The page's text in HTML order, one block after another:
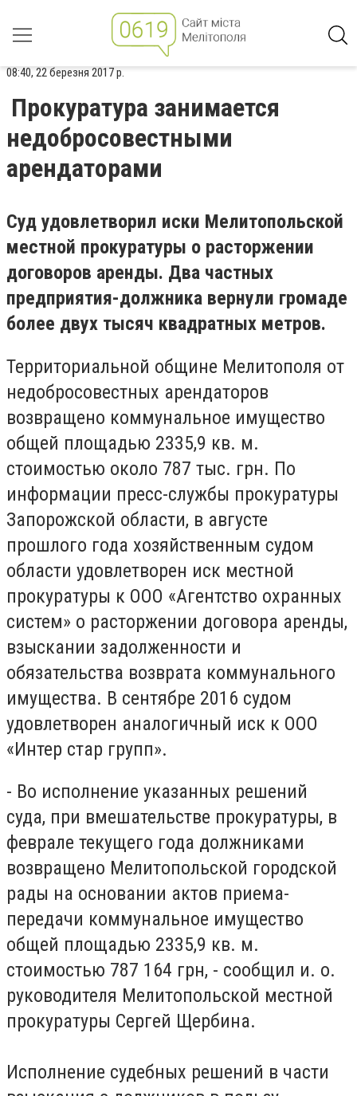
08:40, 22 березня 2017 р.
Прокуратура занимается
недобросовестными
арендаторами
Суд удовлетворил иски Мелитопольской
местной прокуратуры о расторжении
договоров аренды. Два частных
предприятия-должника вернули громаде
более двух тысяч квадратных метров.
Территориальной общине Мелитополя от
недобросовестных арендаторов
возвращено коммунальное имущество
общей площадью 2335,9 кв. м.
стоимостью около 787 тыс. грн. По
информации пресс-службы прокуратуры
Запорожской области, в августе
прошлого года хозяйственным судом
области удовлетворен иск местной
прокуратуры к ООО «Агентство охранных
систем» о расторжении договора аренды,
взыскании задолженности и
обязательства возврата коммунального
имущества. В сентябре 2016 судом
удовлетворен аналогичный иск к ООО
«Интер стар групп».
- Во исполнение указанных решений
суда, при вмешательстве прокуратуры, в
феврале текущего года должниками
возвращено Мелитопольской городской
рады на основании актов приема-
передачи коммунальное имущество
общей площадью 2335,9 кв. м.
стоимостью 787 164 грн, - сообщил и. о.
руководителя Мелитопольской местной
прокуратуры Сергей Щербина.
Исполнение судебных решений в части